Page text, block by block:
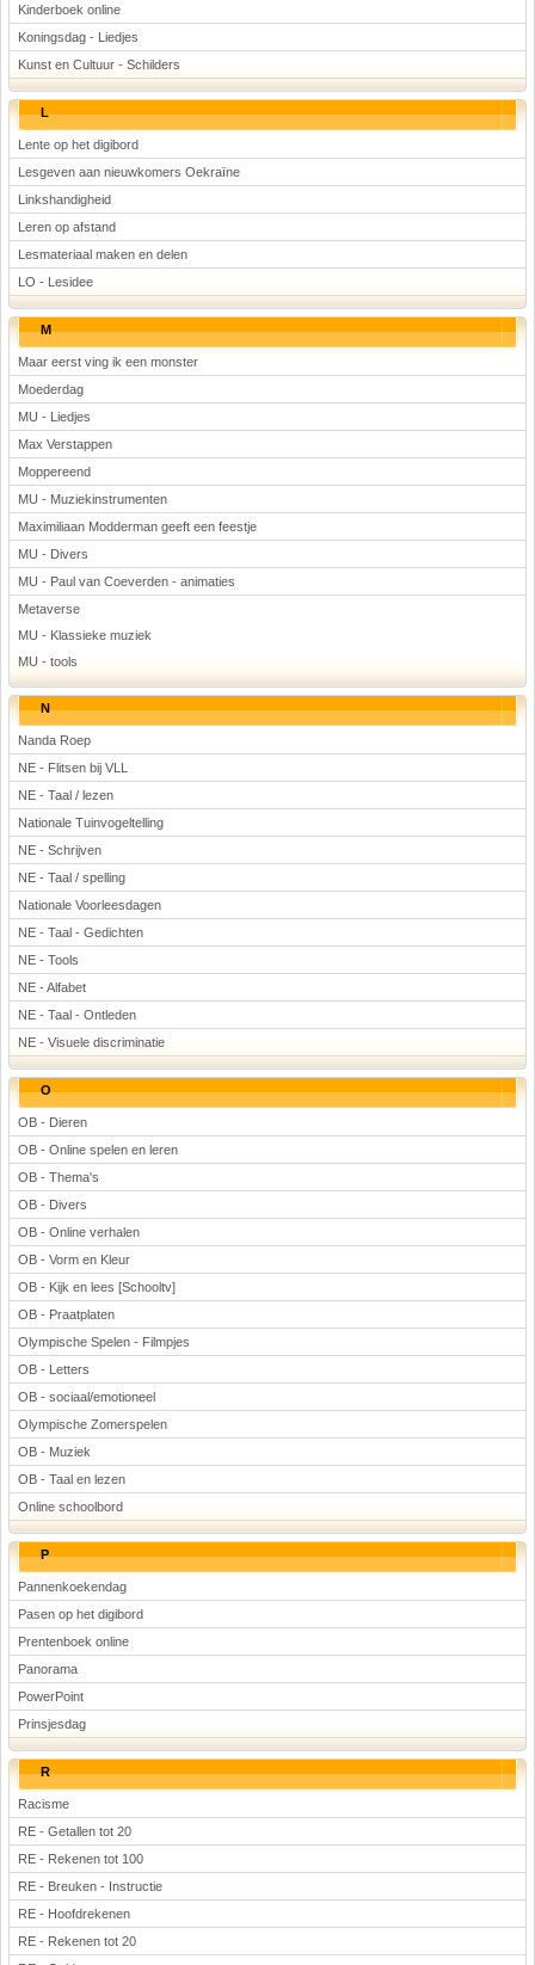
Kinderboek online
Koningsdag - Liedjes
Kunst en Cultuur - Schilders
L
Lente op het digibord
Lesgeven aan nieuwkomers Oekraïne
Linkshandigheid
Leren op afstand
Lesmateriaal maken en delen
LO - Lesidee
M
Maar eerst ving ik een monster
Moederdag
MU - Liedjes
Max Verstappen
Moppereend
MU - Muziekinstrumenten
Maximiliaan Modderman geeft een feestje
MU - Divers
MU - Paul van Coeverden - animaties
Metaverse
MU - Klassieke muziek
MU - tools
N
Nanda Roep
NE - Flitsen bij VLL
NE - Taal / lezen
Nationale Tuinvogeltelling
NE - Schrijven
NE - Taal / spelling
Nationale Voorleesdagen
NE - Taal - Gedichten
NE - Tools
NE - Alfabet
NE - Taal - Ontleden
NE - Visuele discriminatie
O
OB - Dieren
OB - Online spelen en leren
OB - Thema's
OB - Divers
OB - Online verhalen
OB - Vorm en Kleur
OB - Kijk en lees [Schooltv]
OB - Praatplaten
Olympische Spelen - Filmpjes
OB - Letters
OB - sociaal/emotioneel
Olympische Zomerspelen
OB - Muziek
OB - Taal en lezen
Online schoolbord
P
Pannenkoekendag
Pasen op het digibord
Prentenboek online
Panorama
PowerPoint
Prinsjesdag
R
Racisme
RE - Getallen tot 20
RE - Rekenen tot 100
RE - Breuken - Instructie
RE - Hoofdrekenen
RE - Rekenen tot 20